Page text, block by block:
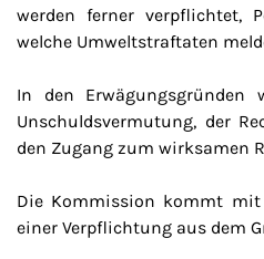
werden ferner verpflichtet,
welche Umweltstraftaten
In den
Unschuldsvermutung, der
den Zugang zum wirksamen
Die Kommission kommt
einer Verpflichtung aus dem